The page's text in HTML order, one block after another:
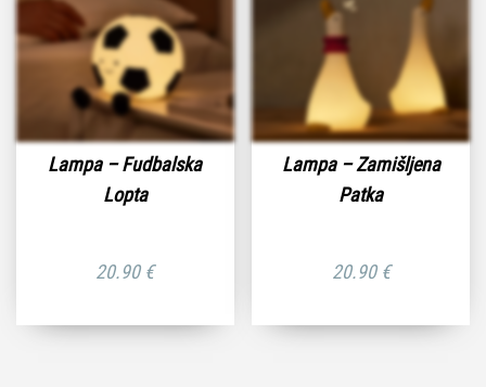
Lampa – Fudbalska
Lopta
20.90 €
Lampa – Zamišljena
Patka
20.90 €